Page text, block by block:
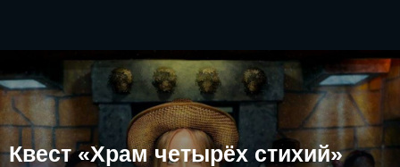
Квест «Храм четырёх стихий»